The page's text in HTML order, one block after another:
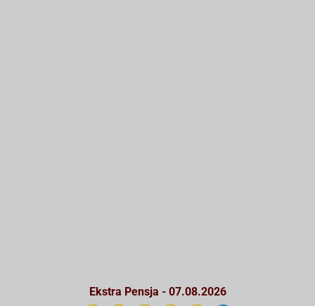
Ekstra Pensja - 07.08.2026